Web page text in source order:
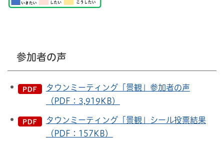
参加者の声
タウンミーティング「景観」参加者の声
（PDF：3,919KB）
タウンミーティング「景観」シール投票結果
（PDF：157KB）